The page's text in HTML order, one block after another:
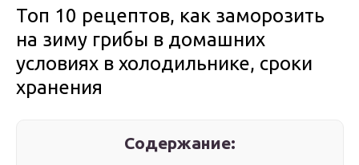
Топ 10 рецептов, как заморозить
на зиму грибы в домашних
условиях в холодильнике, сроки
хранения
Содержание: